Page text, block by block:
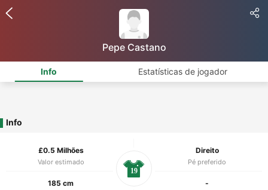
Pepe Castano
Info Estatísticas de jogador
Info
£0.5 Milhões
Valor estimado
Direito
Pé preferido
185 cm -
19